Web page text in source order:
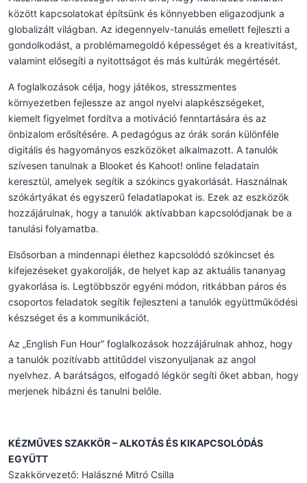
között kapcsolatokat építsünk és könnyebben eligazodjunk a
globalizált világban. Az idegennyelv-tanulás emellett fejleszti a
gondolkodást, a problémamegoldó képességet és a kreativitást,
valamint elősegíti a nyitottságot és más kultúrák megértését.
A foglalkozások célja, hogy játékos, stresszmentes
környezetben fejlessze az angol nyelvi alapkészségeket,
kiemelt figyelmet fordítva a motiváció fenntartására és az
önbizalom erősítésére. A pedagógus az órák során különféle
digitális és hagyományos eszközöket alkalmazott. A tanulók
szívesen tanulnak a Blooket és Kahoot! online feladatain
keresztül, amelyek segítik a szókincs gyakorlását. Használnak
szókártyákat és egyszerű feladatlapokat is. Ezek az eszközök
hozzájárulnak, hogy a tanulók aktívabban kapcsolódjanak be a
tanulási folyamatba.
Elsősorban a mindennapi élethez kapcsolódó szókincset és
kifejezéseket gyakorolják, de helyet kap az aktuális tananyag
gyakorlása is. Legtöbbször egyéni módon, ritkábban páros és
csoportos feladatok segítik fejleszteni a tanulók együttműködési
készséget és a kommunikációt.
Az „English Fun Hour” foglalkozások hozzájárulnak ahhoz, hogy
a tanulók pozitívabb attitűddel viszonyuljanak az angol
nyelvhez. A barátságos, elfogadó légkör segíti őket abban, hogy
merjenek hibázni és tanulni belőle.
KÉZMŰVES SZAKKÖR – ALKOTÁS ÉS KIKAPCSOLÓDÁS
EGYÜTT
Szakkörvezető: Halászné Mitró Csilla